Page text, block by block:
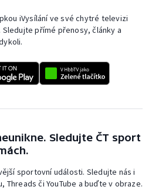
iVysílání ve své chytré televizi
přímé přenosy, články a
Sledujte ČT sport
sportovní události. Sledujte nás i
Threads či YouTube a buďte v obraze.